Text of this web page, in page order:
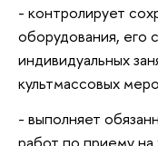
- контролирует
оборудования, его
индивидуальных
культмассовых
- выполняет